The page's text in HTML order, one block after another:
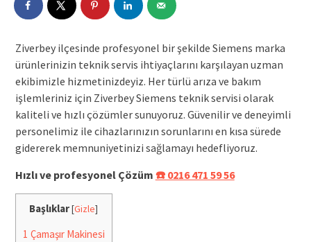
Ziverbey ilçesinde profesyonel bir şekilde Siemens marka
ürünlerinizin teknik servis ihtiyaçlarını karşılayan uzman
ekibimizle hizmetinizdeyiz. Her türlü arıza ve bakım
işlemleriniz için Ziverbey Siemens teknik servisi olarak
kaliteli ve hızlı çözümler sunuyoruz. Güvenilir ve deneyimli
personelimiz ile cihazlarınızın sorunlarını en kısa sürede
gidererek memnuniyetinizi sağlamayı hedefliyoruz.
Hızlı ve profesyonel Çözüm ☎️ 0216 471 59 56
Başlıklar[Gizle]
1 Çamaşır Makinesi